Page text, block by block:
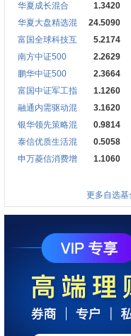
华夏成长混合
1.3420
华夏大盘精选混
24.5090
富国全球科技互
5.2174
南方中证500
2.2629
鹏华中证500
2.3664
富国中证军工指
1.1260
融通内需驱动混
3.1620
银华领先策略混
0.9814
泰信优质生活混
0.5058
申万菱信消费增
1.1060
更多自选基